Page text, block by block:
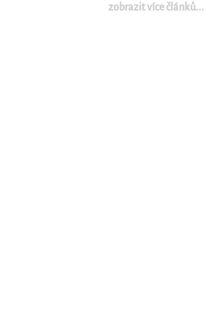
zobrazit více článků...